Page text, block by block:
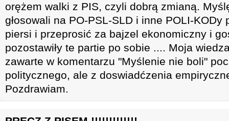
orężem walki z PIS, czyli dobrą zmianą.
głosowali na PO-PSL-SLD i inne POLI-
piersi i przeprosić za bajzel ekonomiczny i
pozostawiły te partie po sobie .... Moja
zawarte w komentarzu "Myślenie nie boli"
politycznego, ale z doswiadćzenia
Pozdrawiam.